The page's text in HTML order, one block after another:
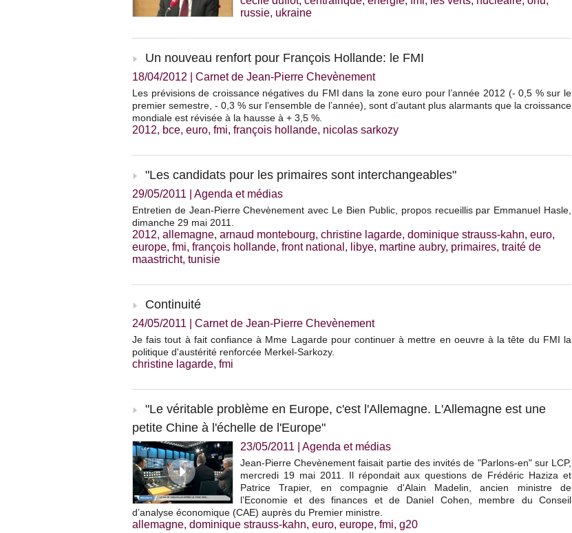
russie, ukraine
Un nouveau renfort pour François Hollande: le FMI
18/04/2012 Carnet de Jean-Pierre Chevènement
Les prévisions de croissance négatives du FMI dans la zone euro pour l’année 2012 (- 0,5 % sur le
premier semestre, - 0,3 % sur l’ensemble de l’année), sont d’autant plus alarmants que la croissance
mondiale est révisée à la hausse à + 3,5 %.
2012, bce, euro, fmi, françois hollande, nicolas sarkozy
"Les candidats pour les primaires sont interchangeables"
29/05/2011 Agenda et médias
Entretien de Jean-Pierre Chevènement avec Le Bien Public, propos recueillis par Emmanuel Hasle,
dimanche 29 mai 2011.
2012, allemagne, arnaud montebourg, christine lagarde, dominique strauss-kahn, euro,
europe, fmi, françois hollande, front national , libye, martine aubry, primaires, traité de
maastricht, tunisie
Continuité
24/05/2011 Carnet de Jean-Pierre Chevènement
Je fais tout à fait confiance à Mme Lagarde pour continuer à mettre en oeuvre à la tête du FMI la
politique d'austérité renforcée Merkel-Sarkozy.
christine lagarde, fmi
"Le véritable problème en Europe, c'est l'Allemagne. L'Allemagne est une
petite Chine à l'échelle de l'Europe"
23/05/2011 Agenda et médias
Jean-Pierre Chevènement faisait partie des invités de "Parlons-en" sur LCP,
mercredi 19 mai 2011. Il répondait aux questions de Frédéric Haziza et
Patrice Trapier, en compagnie d'Alain Madelin, ancien ministre de
l’Economie et des finances et de Daniel Cohen, membre du Conseil
d’analyse économique (CAE) auprès du Premier ministre.
allemagne, dominique strauss-kahn, euro, europe, fmi, g20